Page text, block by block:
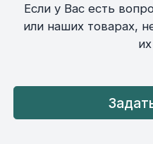
Если у Вас есть
или наших товарах,